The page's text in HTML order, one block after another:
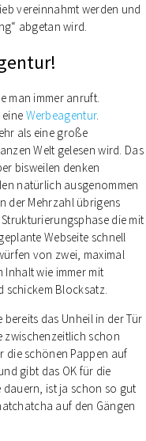
vereinnahmt werden und
abgetan wird.
man immer anruft.
Werbeagentur.
als eine große
Welt gelesen wird. Das
bisweilen denken
natürlich ausgenommen
der Mehrzahl übrigens
die mit
Webseite schnell
von zwei, maximal
Inhalt wie immer mit
schickem Blocksatz.
das Unheil in der Tür
zwischenzeitlich schon
die schönen Pappen auf
gibt das OK für die
dauern, ist ja schon so gut
auf den Gängen